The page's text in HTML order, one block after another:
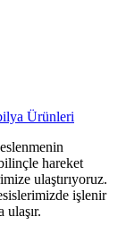
hareket
ulaştırıyoruz.
işlenir
ulaşır.